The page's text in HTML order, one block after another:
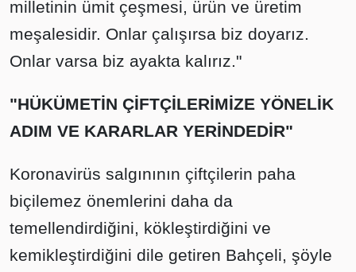
milletinin ümit çeşmesi, ürün ve üretim
meşalesidir. Onlar çalışırsa biz doyarız.
Onlar varsa biz ayakta kalırız."
"HÜKÜMETİN ÇİFTÇİLERİMİZE YÖNELİK
ADIM VE KARARLAR YERİNDEDİR"
Koronavirüs salgınının çiftçilerin paha
biçilemez önemlerini daha da
temellendirdiğini, kökleştirdiğini ve
kemikleştirdiğini dile getiren Bahçeli, şöyle